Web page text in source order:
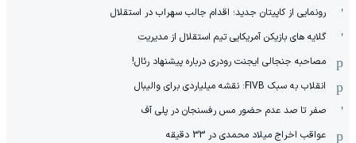
رونمایی از کاپیتان جدید؛ اقدام جالب سهراب در استقلال
گلایه های بازیکن آمریکایی تیم استقلال از مدیریت
مصاحبه جنجالی ایجنت رودری درباره پیشنهاد رئال!
انقلاب به سبک FIVB: نقشه میلیاردی برای والیبال
صفر تا صد عدم حضور مس رفسنجان در پلی آف
عواقب اخراج میلاد محمدی در 33 دقیقه